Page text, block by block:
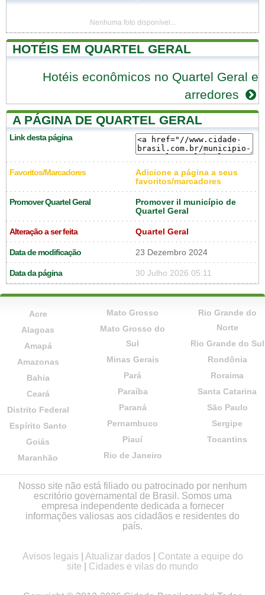
Nenhuma foto disponível...
HOTÉIS EM QUARTEL GERAL
Hotéis econômicos no Quartel Geral e
arredores
A PÁGINA DE QUARTEL GERAL
Link desta página
Favoritos/Marcadores
Adicione a página a seus
favoritos/marcadores
Promover Quartel Geral
Promover il município de
Quartel Geral
Alteração a ser feita Quartel Geral
Data de modificação 23 Dezembro 2024
Data da página 30 Julho 2026 05:11
Acre
Alagoas
Amapá
Amazonas
Bahia
Ceará
Distrito Federal
Espírito Santo
Goiás
Maranhão
Mato Grosso
Mato Grosso do
Sul
Minas Gerais
Pará
Paraíba
Paraná
Pernambuco
Piauí
Rio de Janeiro
Rio Grande do
Norte
Rio Grande do Sul
Rondônia
Roraima
Santa Catarina
São Paulo
Sergipe
Tocantins
Nosso site não está filiado ou patrocinado por nenhum
escritório governamental de Brasil. Somos uma
empresa independente dedicada a fornecer
informações valiosas aos cidadãos e residentes do
país.
Avisos legais Atualizar dados
Contate a equipe do
site
Cidades e vilas do mundo